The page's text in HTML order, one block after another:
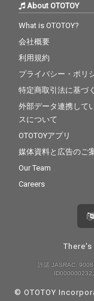
About OTOTOY
What is OTOTOY?
会社概要
利用規約
プライバシー・ポリ
特定商取引法に基づ
外部データ連携して
スについて
OTOTOYアプリ
媒体資料と広告のご
Our Team
Careers
許諾 JASRAC:
© OTOTOY